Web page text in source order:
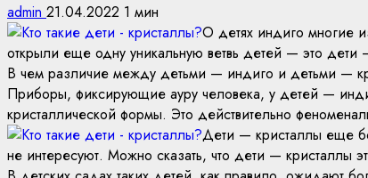
admin 21.04.2022 1 мин
О детях индиго многие
открыли еще одну уникальную ветвь детей — это дети
В чем различие между детьми — индиго и детьми —
Приборы, фиксирующие ауру человека, у детей —
кристаллической формы. Это действительно
Дети — кристаллы еще
не интересуют. Можно сказать, что дети — кристаллы